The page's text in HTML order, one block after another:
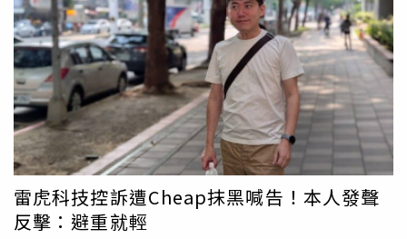
指定兌鈔地點位置；另結合Google地圖及QR Code，方便
民眾使用手機查找。此外，央行亦將於本年2月5日至2月12
日，在主要報紙刊登公告，詳列455家指定兌鈔分行（郵
局）名單。央行指出，新鈔兌換期間，各兌鈔地點大門及營
業廳均將張貼「本分行（郵局）提供兌換新鈔；壹佰圓券每
人限兌100張，貳佰圓等其餘各面額鈔券酌量供應」告示，
有需要之民眾可前往兌換。央行提醒，因資金調度 及庫存限
額等因素，各銀行兌鈔地點每日新鈔供應有其限額；民眾若
無法充分兌得所需之新鈔，請洽其他鄰近兌換地點辦理。若
有問題，請電洽（02）2357-1945。鑒於綠色金融係國際趨
勢，央行鼓勵民眾以仍適合流通之可用券取代領用新鈔包紅
雷虎科技控訴遭Cheap抹黑喊告！本人發聲
反擊：避重就輕